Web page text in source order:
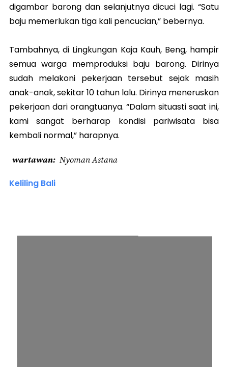
digambar barong dan selanjutnya dicuci lagi. “Satu
baju memerlukan tiga kali pencucian,” bebernya.
Tambahnya, di Lingkungan Kaja Kauh, Beng, hampir
semua warga memproduksi baju barong. Dirinya
sudah melakoni pekerjaan tersebut sejak masih
anak-anak, sekitar 10 tahun lalu. Dirinya meneruskan
pekerjaan dari orangtuanya. “Dalam situasti saat ini,
kami sangat berharap kondisi pariwisata bisa
kembali normal,” harapnya.
wartawan Nyoman Astana
Keliling Bali